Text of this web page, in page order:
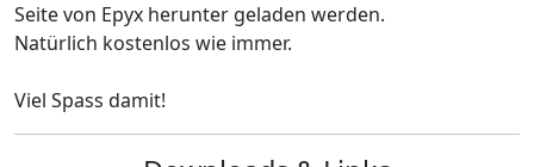
Seite von Epyx herunter geladen werden.
Natürlich kostenlos wie immer.
Viel Spass damit!